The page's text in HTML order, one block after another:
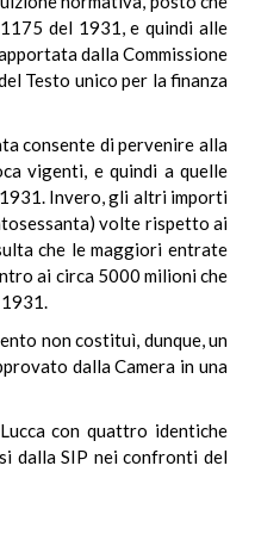
del 1931, e quindi alle
dalla Commissione
Testo unico per la finanza
consente di pervenire alla
vigenti, e quindi a quelle
Invero, gli altri importi
volte rispetto ai
che le maggiori entrate
ai circa 5000 milioni che
non costituì, dunque, un
dalla Camera in una
con quattro identiche
dalla SIP nei confronti del